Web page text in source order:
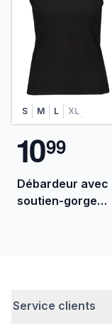
S M L XL
1099
Débardeur avec
soutien-gorge
Service clients